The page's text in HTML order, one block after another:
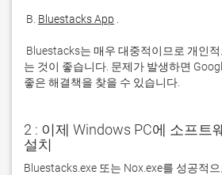
B. Bluestacks App
는 것이 좋습니다. 문제가 발생하면
좋은 해결책을 찾을 수 있습니다.
2 : 이제 Windows PC에 소프트
설치
Bluestacks.exe 또는 Nox.exe를 성공적